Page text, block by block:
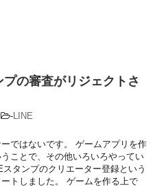
の審査がリジェクトさ
-LINE
ではないです。 ゲームアプリを作
ことで、その他いろいろやってい
スタンプのクリエーター登録という
トしました。 ゲームを作る上で